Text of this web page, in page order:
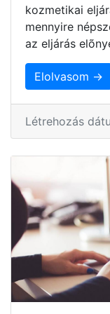
kozmetikai
mennyire
az eljárás
Elolvasom →
Létrehozás